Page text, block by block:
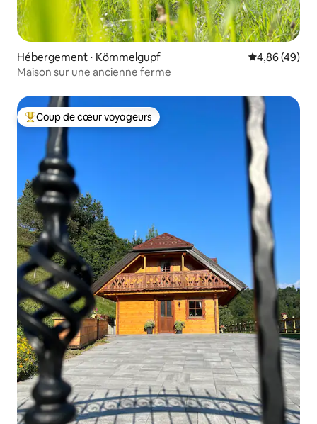
Hébergement ⋅ Kömmelgupf Évaluation
4,86 (49)
Maison sur une ancienne ferme
Coups de cœur voyageurs les plus appréciés
Coup de cœur voyageurs